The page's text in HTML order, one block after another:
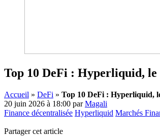
Top 10 DeFi : Hyperliquid,
Accueil » DeFi » Top 10 DeFi : Hyperliquid,
20 juin 2026 à 18:00 parMagali
Finance décentralisée Hyperliquid Marchés
Partager cet article